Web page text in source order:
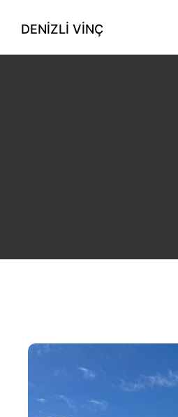
DENIZLI VINÇ